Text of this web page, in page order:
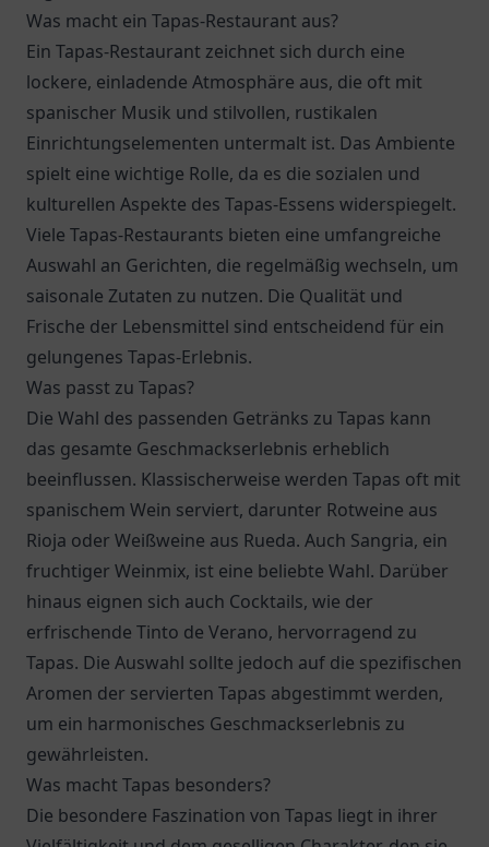
Was macht ein Tapas-Restaurant aus?
Ein Tapas-Restaurant zeichnet sich durch eine
lockere, einladende Atmosphäre aus, die oft mit
spanischer Musik und stilvollen, rustikalen
Einrichtungselementen untermalt ist. Das Ambiente
spielt eine wichtige Rolle, da es die sozialen und
kulturellen Aspekte des Tapas-Essens widerspiegelt.
Viele Tapas-Restaurants bieten eine umfangreiche
Auswahl an Gerichten, die regelmäßig wechseln, um
saisonale Zutaten zu nutzen. Die Qualität und
Frische der Lebensmittel sind entscheidend für ein
gelungenes Tapas-Erlebnis.
Was passt zu Tapas?
Die Wahl des passenden Getränks zu Tapas kann
das gesamte Geschmackserlebnis erheblich
beeinflussen. Klassischerweise werden Tapas oft mit
spanischem Wein serviert, darunter Rotweine aus
Rioja oder Weißweine aus Rueda. Auch Sangria, ein
fruchtiger Weinmix, ist eine beliebte Wahl. Darüber
hinaus eignen sich auch Cocktails, wie der
erfrischende Tinto de Verano, hervorragend zu
Tapas. Die Auswahl sollte jedoch auf die spezifischen
Aromen der servierten Tapas abgestimmt werden,
um ein harmonisches Geschmackserlebnis zu
gewährleisten.
Was macht Tapas besonders?
Die besondere Faszination von Tapas liegt in ihrer